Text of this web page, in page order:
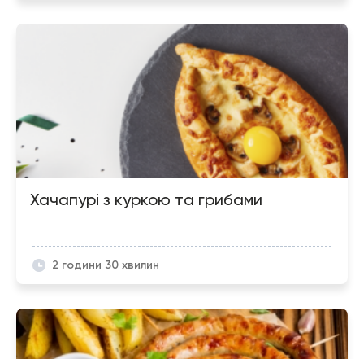
Хачапурі з куркою та грибами
2 години 30 хвилин